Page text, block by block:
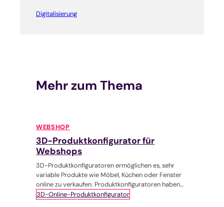
Digitalisierung
Mehr zum Thema
WEBSHOP
3D-Produktkonfigurator für
Webshops
3D-Produktkonfiguratoren ermöglichen es, sehr
variable Produkte wie Möbel, Küchen oder Fenster
online zu verkaufen. Produktkonfiguratoren haben
viele Vorteile für Unternehmen und Kundschaft,
3D-Online-Produktkonfigurator